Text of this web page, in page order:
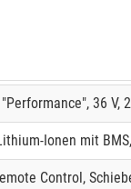
36 V,
Ionen mit
Control,